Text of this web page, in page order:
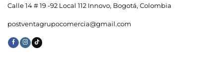
Calle 14 # 19 -92 Local 112 Innovo, Bogotá, Colombia
postventagrupocomercia@gmail.com